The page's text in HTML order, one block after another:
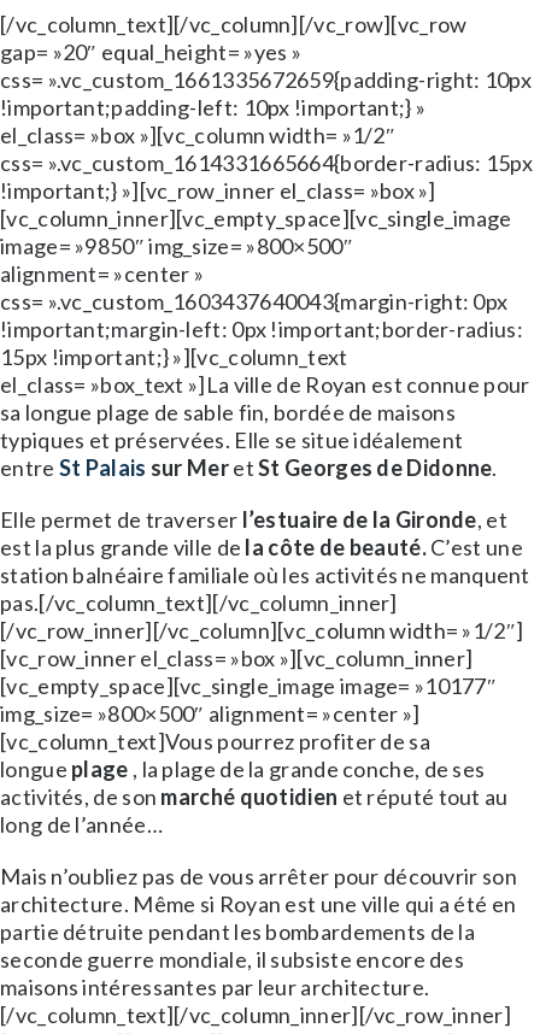
[/vc_column_text][/vc_column][/vc_row][vc_row
gap= »20″ equal_height= »yes »
css= ».vc_custom_1661335672659{padding-right: 10px
!important;padding-left: 10px !important;} »
el_class= »box »][vc_column width= »1/2″
css= ».vc_custom_1614331665664{border-radius: 15px
!important;} »][vc_row_inner el_class= »box »]
[vc_column_inner][vc_empty_space][vc_single_image
image= »9850″ img_size= »800×500″
alignment= »center »
css= ».vc_custom_1603437640043{margin-right: 0px
!important;margin-left: 0px !important;border-radius:
15px !important;} »][vc_column_text
el_class= »box_text »]La ville de Royan est connue pour
sa longue plage de sable fin, bordée de maisons
typiques et préservées. Elle se situe idéalement
entre St Palais sur MeretSt Georges de Didonne.
Elle permet de traverser l’estuaire de la Gironde, et
est la plus grande ville de la côte de beauté.C’est une
station balnéaire familiale où les activités ne manquent
pas.[/vc_column_text][/vc_column_inner]
[/vc_row_inner][/vc_column][vc_column width= »1/2″]
[vc_row_inner el_class= »box »][vc_column_inner]
[vc_empty_space][vc_single_image image= »10177″
img_size= »800×500″ alignment= »center »]
[vc_column_text]Vous pourrez profiter de sa
longue plage , la plage de la grande conche, de ses
activités, de son marché quotidien et réputé tout au
long de l’année…
Mais n’oubliez pas de vous arrêter pour découvrir son
architecture. Même si Royan est une ville qui a été en
partie détruite pendant les bombardements de la
seconde guerre mondiale, il subsiste encore des
maisons intéressantes par leur architecture.
[/vc_column_text][/vc_column_inner][/vc_row_inner]